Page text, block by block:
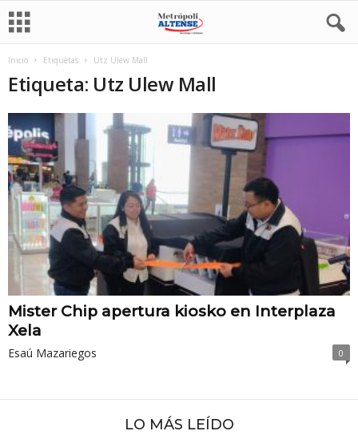
Inicio Etiquetas Utz Ulew Mall
Etiqueta: Utz Ulew Mall
Mister Chip apertura kiosko en Interplaza
Xela
Esaú Mazariegos 0
LO MÁS LEÍDO